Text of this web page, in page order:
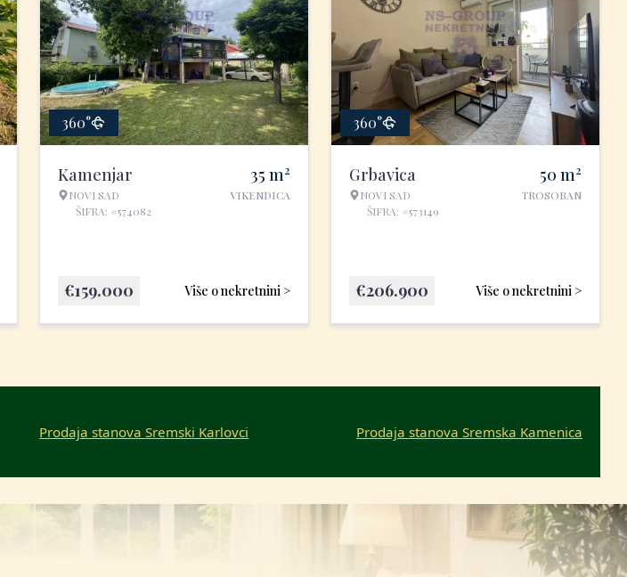
360°
Kamenjar
NOVI SAD
ŠIFRA: #574082
35 m2
VIKENDICA
Više o nekretnini >
€159.000
360°
Grbavica
NOVI SAD
ŠIFRA: #573149
50 m2
TROSOBAN
Više o nekretnini >
€206.900
Prodaja stanova Sremski Karlovci Prodaja stanova Sremska Kamenica